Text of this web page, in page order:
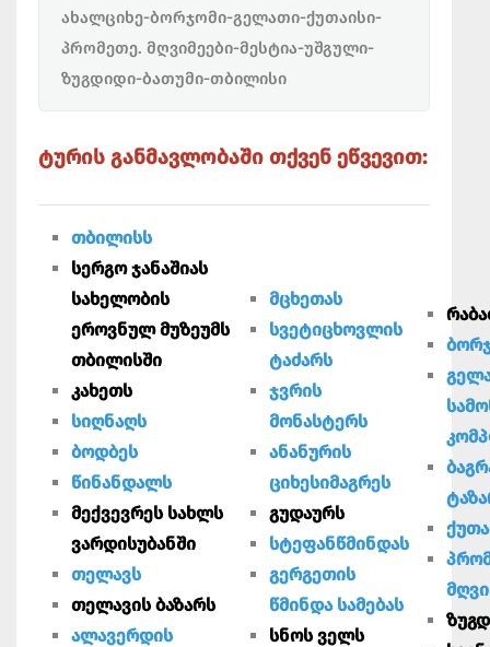
ახალციხე-ბორჯომი-გელათი-ქუთაისი-
პრომეთე. მღვიმეები-მესტია-უშგული-
ზუგდიდი-ბათუმი-თბილისი
ტურის განმავლობაში თქვენ ეწვევით:
თბილისს
სერგო ჯანაშიას
სახელობის
ეროვნულ მუზეუმს
თბილისში
კახეთს
სიღნაღს
ბოდბეს
წინანდალს
მექვევრეს სახლს
ვარდისუბანში
თელავს
თელავის ბაზარს
ალავერდის
მცხეთას
სვეტიცხოვლის
ტაძარს
ჯვრის
მონასტერს
ანანურის
ციხესიმაგრეს
გუდაურს
სტეფანწმინდას
გერგეთის
წმინდა სამებას
სნოს ველს